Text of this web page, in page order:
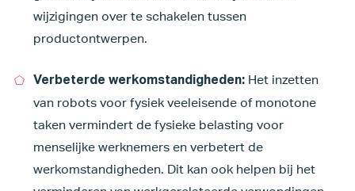
wijzigingen over te schakelen tussen
productontwerpen.
Verbeterde werkomstandigheden:Het inzetten
van robots voor fysiek veeleisende of monotone
taken vermindert de fysieke belasting voor
menselijke werknemers en verbetert de
werkomstandigheden. Dit kan ook helpen bij het